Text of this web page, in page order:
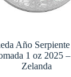
Año Serpiente
1 oz 2025
Zelanda